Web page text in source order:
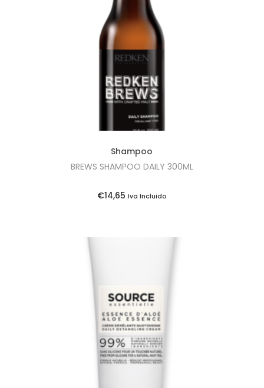
o
Shampoo
BREWS SHAMPOO DAILY 300ML
€14,65 Iva Incluido